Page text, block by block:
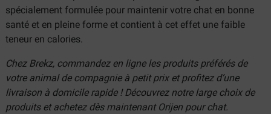
spécialement formulée pour maintenir votre chat en bonne
santé et en pleine forme et contient à cet effet une faible
teneur en calories.
Chez Brekz, commandez en ligne les produits préférés de
votre animal de compagnie à petit prix et profitez d’une
livraison à domicile rapide ! Découvrez notre large choix de
produits et achetez dès maintenant Orijen pour chat.